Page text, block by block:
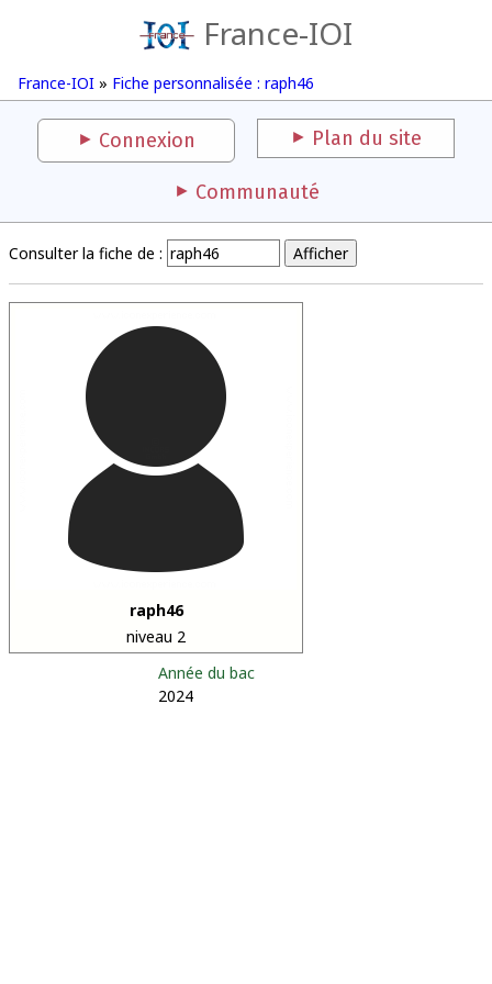
France-IOI
France-IOI » Fiche personnalisée : raph46
Connexion Plan du site
Communauté
Consulter la fiche de :
raph46
niveau 2
Année du bac
2024